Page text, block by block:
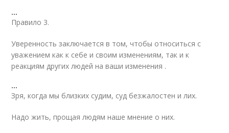
…
Правило 3.
Уверенность заключается в том, чтобы относиться с
уважением как к себе и своим изменениям, так и к
реакциям других людей на ваши изменения .
…
Зря, когда мы близких судим, суд безжалостен и лих.
Надо жить, прощая людям наше мнение о них.